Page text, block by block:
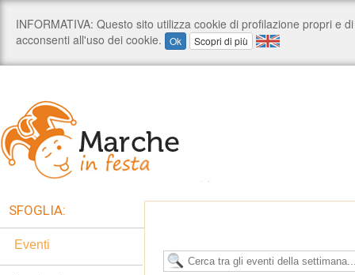
SFOGLIA:
Eventi